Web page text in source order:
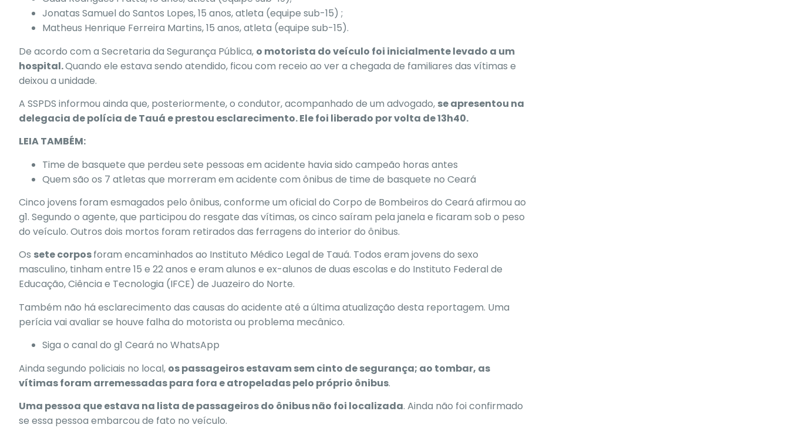
Jonatas Samuel do Santos Lopes, 15 anos, atleta (equipe sub-15) ;
Matheus Henrique Ferreira Martins, 15 anos, atleta (equipe sub-15).
De acordo com a Secretaria da Segurança Pública, o motorista do veículo foi inicialmente levado a um
hospital.Quando ele estava sendo atendido, ficou com receio ao ver a chegada de familiares das vítimas e
deixou a unidade.
A SSPDS informou ainda que, posteriormente, o condutor, acompanhado de um advogado, se apresentou na
delegacia de polícia de Tauá e prestou esclarecimento. Ele foi liberado por volta de 13h40.
LEIA TAMBÉM:
Time de basquete que perdeu sete pessoas em acidente havia sido campeão horas antes
Quem são os 7 atletas que morreram em acidente com ônibus de time de basquete no Ceará
Cinco jovens foram esmagados pelo ônibus, conforme um oficial do Corpo de Bombeiros do Ceará afirmou ao
g1. Segundo o agente, que participou do resgate das vítimas, os cinco saíram pela janela e ficaram sob o peso
do veículo. Outros dois mortos foram retirados das ferragens do interior do ônibus.
Os sete corposforam encaminhados ao Instituto Médico Legal de Tauá. Todos eram jovens do sexo
masculino, tinham entre 15 e 22 anos e eram alunos e ex-alunos de duas escolas e do Instituto Federal de
Educação, Ciência e Tecnologia (IFCE) de Juazeiro do Norte.
Também não há esclarecimento das causas do acidente até a última atualização desta reportagem. Uma
perícia vai avaliar se houve falha do motorista ou problema mecânico.
Siga o canal do g1 Ceará no WhatsApp
Ainda segundo policiais no local, os passageiros estavam sem cinto de segurança; ao tombar, as
vítimas foram arremessadas para fora e atropeladas pelo próprio ônibus.
Uma pessoa que estava na lista de passageiros do ônibus não foi localizada. Ainda não foi confirmado
se essa pessoa embarcou de fato no veículo.